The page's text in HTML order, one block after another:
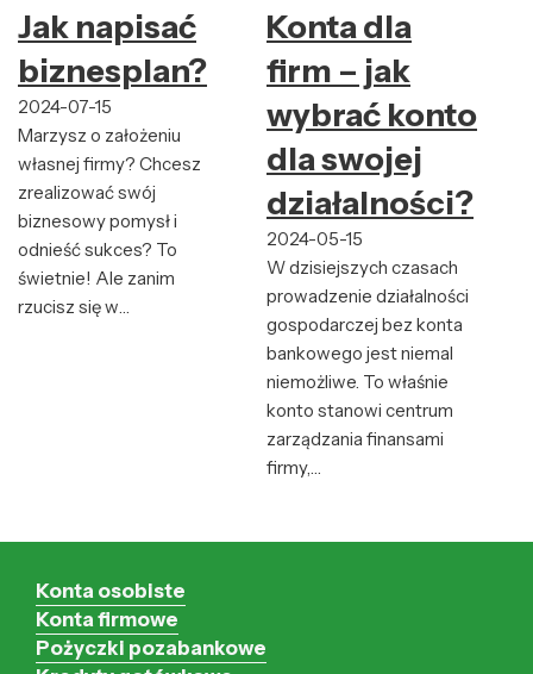
Jak napisać
biznesplan?
2024-07-15
Marzysz o założeniu
własnej firmy? Chcesz
zrealizować swój
biznesowy pomysł i
odnieść sukces? To
świetnie! Ale zanim
rzucisz się w…
Konta dla
firm – jak
wybrać konto
dla swojej
działalności?
2024-05-15
W dzisiejszych czasach
prowadzenie działalności
gospodarczej bez konta
bankowego jest niemal
niemożliwe. To właśnie
konto stanowi centrum
zarządzania finansami
firmy,…
Konta osobiste
Konta firmowe
Pożyczki pozabankowe